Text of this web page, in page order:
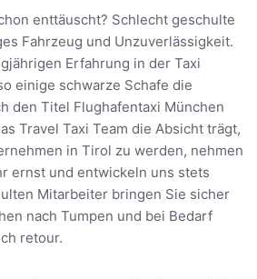
enttäuscht? Schlecht geschulte
Fahrzeug und Unzuverlässigkeit.
Erfahrung in der Taxi
einige schwarze Schafe die
den Titel Flughafentaxi München
Travel Taxi Team die Absicht trägt,
in Tirol zu werden, nehmen
ernst und entwickeln uns stets
Mitarbeiter bringen Sie sicher
nach Tumpen und bei Bedarf
retour.